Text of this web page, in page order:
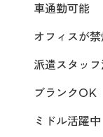
車通勤可能
オフィスが禁
派遣スタッ
ブランクOK
ミドル活躍中